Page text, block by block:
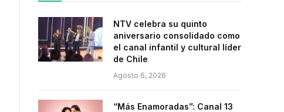
NTV celebra su quinto
aniversario consolidado como
el canal infantil y cultural líder
de Chile
Agosto 6, 2026
“Más Enamoradas”: Canal 13